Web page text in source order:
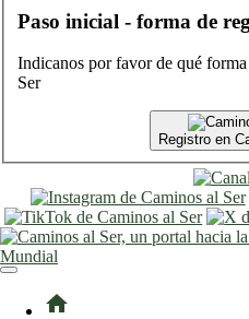
Paso inicial - forma de
Indicanos por favor de qué
Ser
Registro en
home